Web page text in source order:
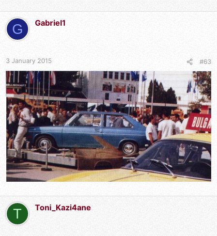
G Gabriel1
3 January 2015 #63
T Toni_Kazi4ane